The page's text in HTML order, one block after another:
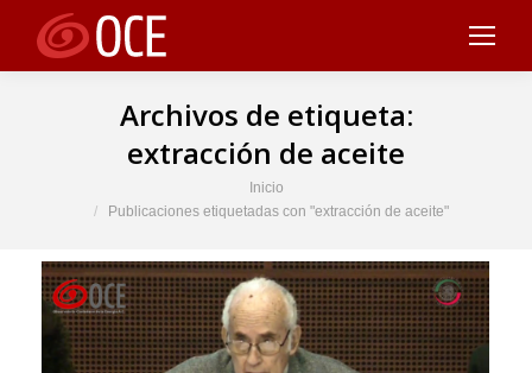
Archivos de etiqueta:
extracción de aceite
Inicio
Publicaciones etiquetadas con "extracción de aceite"